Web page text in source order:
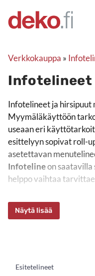
sisältöön
Verkkokauppa »
Infotelineet ja
Myymäläkäyttöön
useaan eri
esittelyyn sopivat roll-
asetettavan
Infotelineon saatavilla
helppo vaihtaa
Näytä lisää
Esitetelineet